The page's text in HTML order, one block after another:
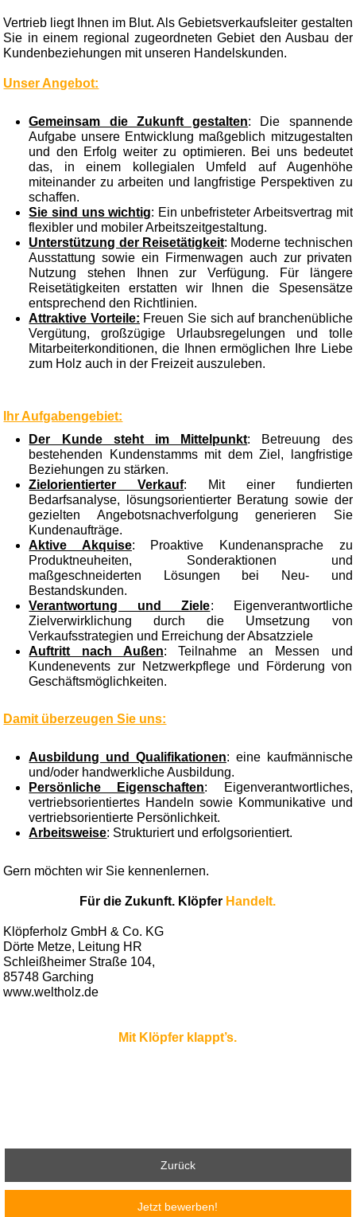
Vertrieb liegt Ihnen im Blut. Als Gebietsverkaufsleiter gestalten
Sie in einem regional zugeordneten Gebiet den Ausbau der
Kundenbeziehungen mit unseren Handelskunden.
Unser Angebot:
Gemeinsam die Zukunft gestalten: Die spannende
Aufgabe unsere Entwicklung maßgeblich mitzugestalten
und den Erfolg weiter zu optimieren. Bei uns bedeutet
das, in einem kollegialen Umfeld auf Augenhöhe
miteinander zu arbeiten und langfristige Perspektiven zu
schaffen.
Sie sind uns wichtig: Ein unbefristeter Arbeitsvertrag mit
flexibler und mobiler Arbeitszeitgestaltung.
Unterstützung der Reisetätigkeit: Moderne technischen
Ausstattung sowie ein Firmenwagen auch zur privaten
Nutzung stehen Ihnen zur Verfügung. Für längere
Reisetätigkeiten erstatten wir Ihnen die Spesensätze
entsprechend den Richtlinien.
Attraktive Vorteile: Freuen Sie sich auf branchenübliche
Vergütung, großzügige Urlaubsregelungen und tolle
Mitarbeiterkonditionen, die Ihnen ermöglichen Ihre Liebe
zum Holz auch in der Freizeit auszuleben.
Ihr Aufgabengebiet:
Der Kunde steht im Mittelpunkt: Betreuung des
bestehenden Kundenstamms mit dem Ziel, langfristige
Beziehungen zu stärken.
Zielorientierter Verkauf: Mit einer fundierten
Bedarfsanalyse, lösungsorientierter Beratung sowie der
gezielten Angebotsnachverfolgung generieren Sie
Kundenaufträge.
Aktive Akquise: Proaktive Kundenansprache zu
Produktneuheiten, Sonderaktionen und
maßgeschneiderten Lösungen bei Neu- und
Bestandskunden.
Verantwortung und Ziele: Eigenverantwortliche
Zielverwirklichung durch die Umsetzung von
Verkaufsstrategien und Erreichung der Absatzziele
Auftritt nach Außen: Teilnahme an Messen und
Kundenevents zur Netzwerkpflege und Förderung von
Geschäftsmöglichkeiten.
Damit überzeugen Sie uns:
Ausbildung und Qualifikationen: eine kaufmännische
und/oder handwerkliche Ausbildung.
Persönliche Eigenschaften: Eigenverantwortliches,
vertriebsorientiertes Handeln sowie Kommunikative und
vertriebsorientierte Persönlichkeit.
Arbeitsweise: Strukturiert und erfolgsorientiert.
Gern möchten wir Sie kennenlernen.
Für die Zukunft. Klöpfer Handelt.
Klöpferholz GmbH & Co. KG
Dörte Metze, Leitung HR
Schleißheimer Straße 104,
85748 Garching
www.weltholz.de
Mit Klöpfer klappt’s.
Zurück
Jetzt bewerben!